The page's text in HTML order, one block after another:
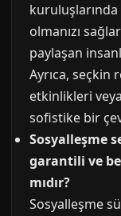
olmanızı
paylaşan
Ayrıca, seçkin
etkinlikleri
sofistike bir
Sosyalleşme
garantili ve
mıdır?
Sosyalleşme